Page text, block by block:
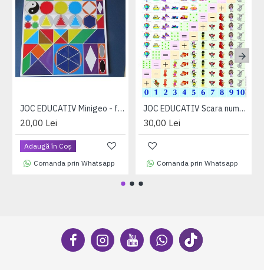
JOC EDUCATIV Minigeo - forme si culori (jetoane magnetice)
20,00 Lei
Adaugă în Coş
Comanda prin Whatsapp
JOC EDUCATIV Scara numerica (jetoane magnetice)
30,00 Lei
Comanda prin Whatsapp